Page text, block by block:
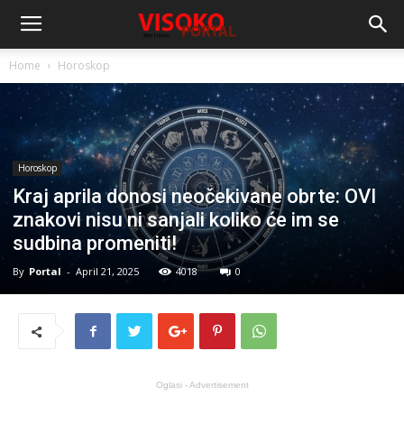
Home Horoskop
Horoskop
Kraj aprila donosi neočekivane obrte: OVI
znakovi nisu ni sanjali koliko će im se
sudbina promeniti!
By Portal - April 21, 2025 4018 0
Oglasi - Advertisement